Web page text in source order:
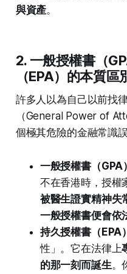
與資產。
2. 一般授權書（
（EPA）的本質區
許多人以為自己以前找
（General Power of
個極其危險的金融常識
一般授權書（GPA
不在香港時，授權
被醫生證實精神失
一般授權書便會依
持久授權書（EPA
性」。它在法律上
的那一刻而誕生。